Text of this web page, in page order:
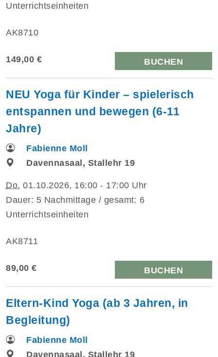
Unterrichtseinheiten
AK8710
149,00 € BUCHEN
NEU Yoga für Kinder – spielerisch
entspannen und bewegen (6-11
Jahre)
Fabienne Moll
Davennasaal, Stallehr 19
Do. 01.10.2026, 16:00 - 17:00 Uhr
Dauer: 5 Nachmittage / gesamt: 6
Unterrichtseinheiten
AK8711
89,00 € BUCHEN
Eltern-Kind Yoga (ab 3 Jahren, in
Begleitung)
Fabienne Moll
Davennasaal, Stallehr 19